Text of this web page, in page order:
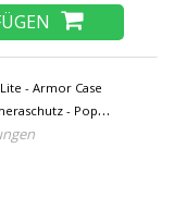
- Armor Case
- Pop